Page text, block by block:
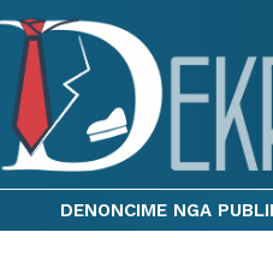
DENONCIME NGA